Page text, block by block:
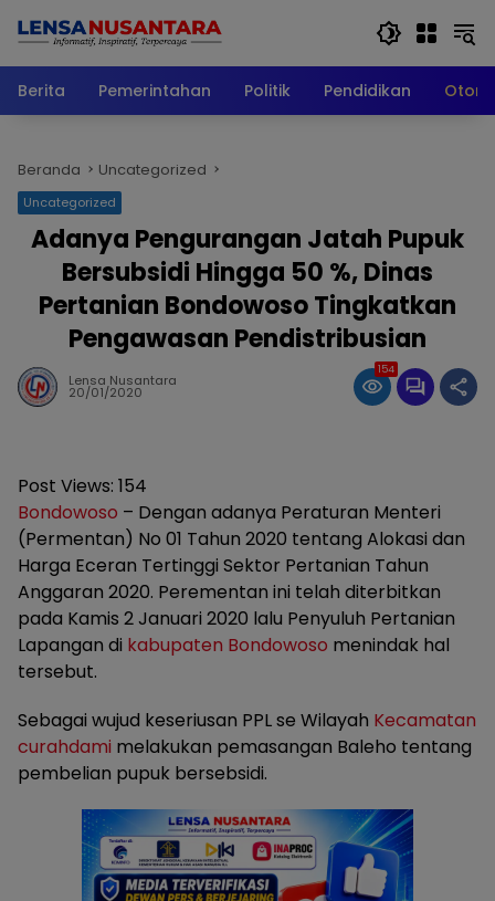
Berita
Pemerintahan Politik Pendidikan
Beranda Uncategorized
Uncategorized
Adanya Pengurangan Jatah Pupuk
Bersubsidi Hingga 50 %, Dinas
Pertanian Bondowoso Tingkatkan
Pengawasan Pendistribusian
Lensa Nusantara
20/01/2020
154
Post Views: 154
Bondowoso – Dengan adanya Peraturan Menteri
(Permentan) No 01 Tahun 2020 tentang Alokasi dan
Harga Eceran Tertinggi Sektor Pertanian Tahun
Anggaran 2020. Perementan ini telah diterbitkan
pada Kamis 2 Januari 2020 lalu Penyuluh Pertanian
Lapangan di kabupaten Bondowoso menindak hal
tersebut.
Sebagai wujud keseriusan PPL se Wilayah Kecamatan
curahdami melakukan pemasangan Baleho tentang
pembelian pupuk bersebsidi.